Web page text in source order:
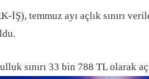
temmuz ayı açlık sınırı
sınırı 33 bin 788 TL olarak